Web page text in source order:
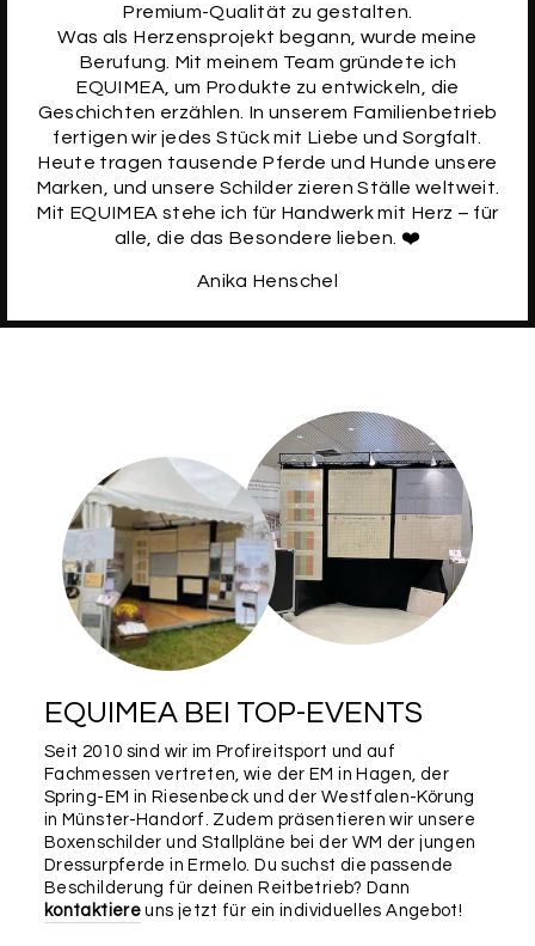
Premium-Qualität zu gestalten.
Was als Herzensprojekt begann, wurde meine
Berufung. Mit meinem Team gründete ich
EQUIMEA, um Produkte zu entwickeln, die
Geschichten erzählen. In unserem Familienbetrieb
fertigen wir jedes Stück mit Liebe und Sorgfalt.
Heute tragen tausende Pferde und Hunde unsere
Marken, und unsere Schilder zieren Ställe weltweit.
Mit EQUIMEA stehe ich für Handwerk mit Herz – für
alle, die das Besondere lieben. ❤️
Anika Henschel
EQUIMEA BEI TOP-EVENTS
Seit 2010 sind wir im Profireitsport und auf
Fachmessen vertreten, wie der EM in Hagen, der
Spring-EM in Riesenbeck und der Westfalen-Körung
in Münster-Handorf. Zudem präsentieren wir unsere
Boxenschilder und Stallpläne bei der WM der jungen
Dressurpferde in Ermelo. Du suchst die passende
Beschilderung für deinen Reitbetrieb? Dann
kontaktiere uns jetzt für ein individuelles Angebot!